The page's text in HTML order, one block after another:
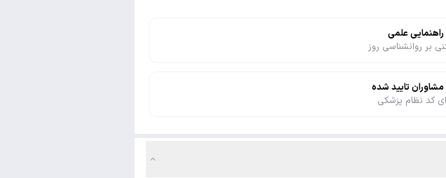
راهنمایی علمی
بر روانشناسی روز
مشاوران تایید شده
کد نظام پزشکی